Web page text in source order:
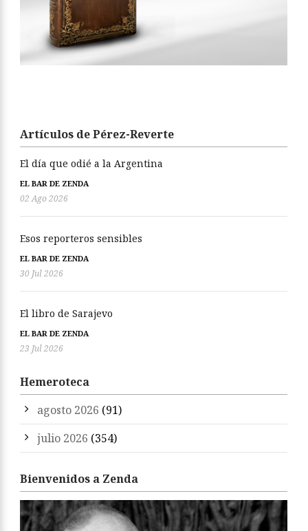
Artículos de Pérez-Reverte
El día que odié a la Argentina
EL BAR DE ZENDA
02 Ago 2026
Esos reporteros sensibles
EL BAR DE ZENDA
30 Jul 2026
El libro de Sarajevo
EL BAR DE ZENDA
23 Jul 2026
Hemeroteca
agosto 2026 (91)
julio 2026 (354)
Bienvenidos a Zenda